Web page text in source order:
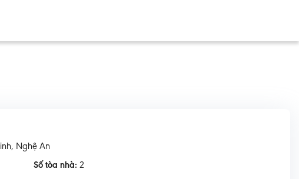
Nghệ An
Số tòa nhà: 2